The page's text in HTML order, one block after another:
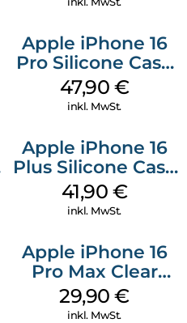
Apple iPhone 16
Pro Silicone Case
MagSafe Denim
47,90 €
inkl. MwSt.
Apple iPhone 16
Plus Silicone Case
MagSafe Stone
Gray
41,90 €
inkl. MwSt.
Apple iPhone 16
Pro Max Clear
Case MagSafe
Transparent
29,90€
inkl. MwSt.